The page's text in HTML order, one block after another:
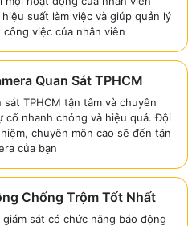
suất làm việc và giúp quản lý
việc của nhân viên
Quan Sát TPHCM
TPHCM tận tâm và chuyên
cố nhanh chóng và hiệu quả. Đội
chuyên môn cao sẽ đến tận
của bạn
Chống Trộm Tốt Nhất
sát có chức năng báo động